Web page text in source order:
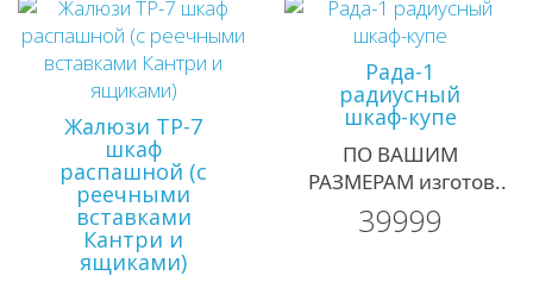
Жалюзи ТР-7
шкаф
распашной (с
реечными
вставками
Кантри и
ящиками)
Рада-1
радиусный
шкаф-купе
ПО ВАШИМ
РАЗМЕРАМ изготов..
39999